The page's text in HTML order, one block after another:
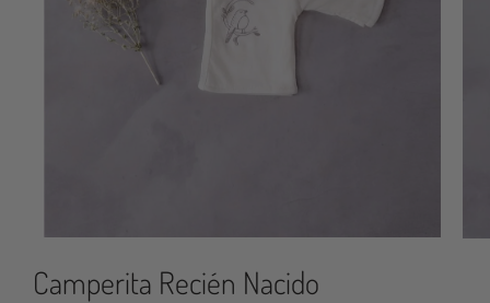
Camperita Recién Nacido